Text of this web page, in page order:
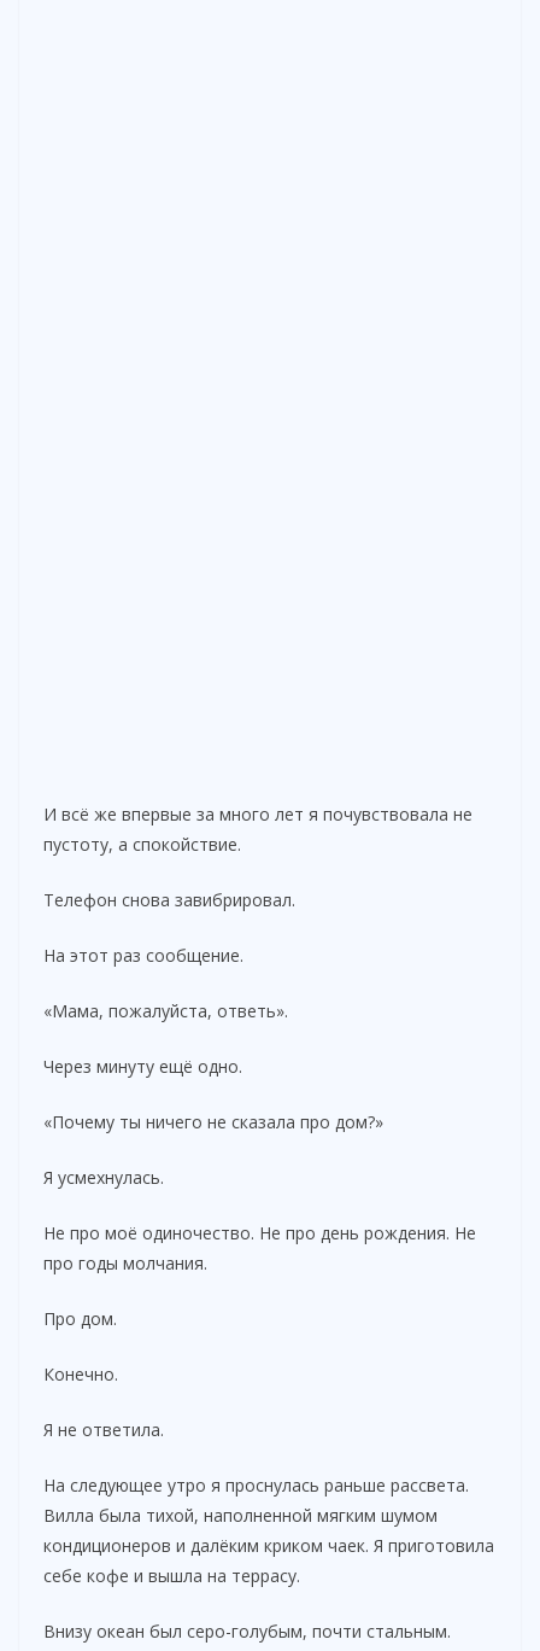
И всё же впервые за много лет я почувствовала не
пустоту, а спокойствие.
Телефон снова завибрировал.
На этот раз сообщение.
«Мама, пожалуйста, ответь».
Через минуту ещё одно.
«Почему ты ничего не сказала про дом?»
Я усмехнулась.
Не про моё одиночество. Не про день рождения. Не
про годы молчания.
Про дом.
Конечно.
Я не ответила.
На следующее утро я проснулась раньше рассвета.
Вилла была тихой, наполненной мягким шумом
кондиционеров и далёким криком чаек. Я приготовила
себе кофе и вышла на террасу.
Внизу океан был серо-голубым, почти стальным.